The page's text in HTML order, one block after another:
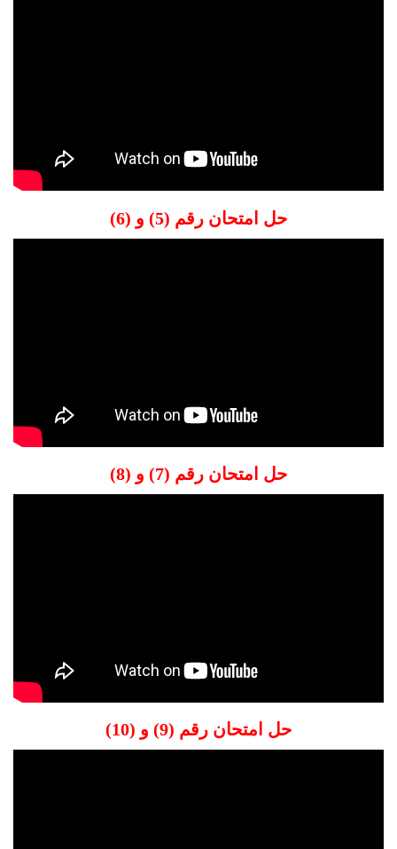
حل امتحان رقم (5) و (6)
حل امتحان رقم (7) و (8)
حل امتحان رقم (9) و (10)